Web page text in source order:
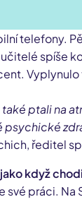
telefony.
ptali
psychické
ředitel
když
práci.